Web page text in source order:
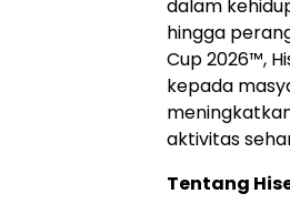
dalam
hingga
Cup 2026™,
kepada
aktivitas
Tentang